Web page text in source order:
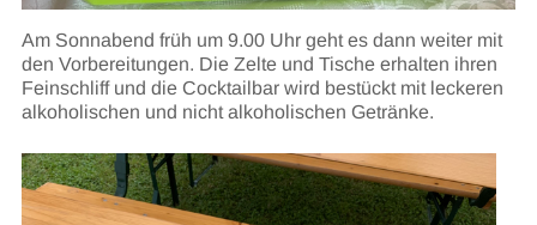
Am Sonnabend früh um 9.00 Uhr geht es dann weiter mit
den Vorbereitungen. Die Zelte und Tische erhalten ihren
Feinschliff und die Cocktailbar wird bestückt mit leckeren
alkoholischen und nicht alkoholischen Getränke.